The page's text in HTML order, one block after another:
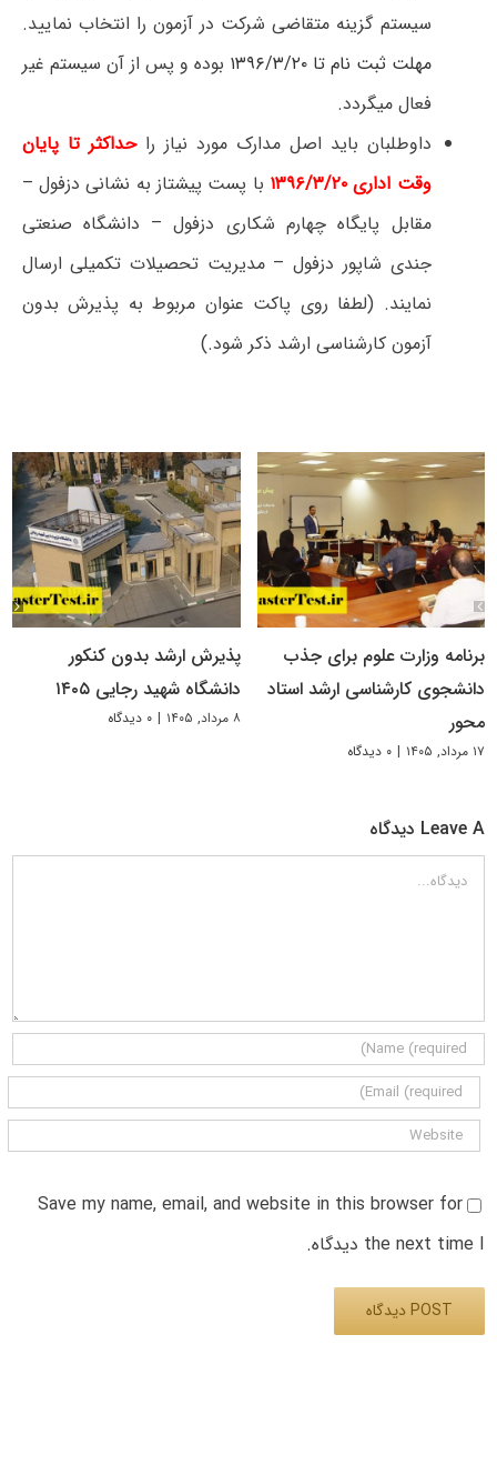
سیستم گزینه متقاضی شرکت در آزمون را انتخاب نمایید.
مهلت ثبت نام تا ۱۳۹۶/۳/۲۰
بوده و پس از آن سیستم غیر
فعال می­گردد.
داوطلبان باید اصل مدارک مورد نیاز راحداکثر تا پایان
وقت اداری ۱۳۹۶/۳/۲۰
با پست پیشتاز به نشانی دزفول –
مقابل پایگاه چهارم شکاری دزفول – دانشگاه صنعتی
جندی شاپور دزفول – مدیریت تحصیلات تکمیلی ارسال
نمایند. (لطفا روی پاکت عنوان مربوط به پذیرش بدون
آزمون کارشناسی ارشد ذکر شود.)
برنامه وزارت علوم برای جذب
دانشجوی کارشناسی ارشد استاد
محور
۱۷ مرداد, ۱۴۰۵ | ۰ دیدگاه
پذیرش ارشد بدون کنکور
دانشگاه شهید رجایی ۱۴۰۵
۸ مرداد, ۱۴۰۵ | ۰ دیدگاه
Leave A دیدگاه
دیدگاه
Save my name, email, and website in this browser for
the next time I دیدگاه.